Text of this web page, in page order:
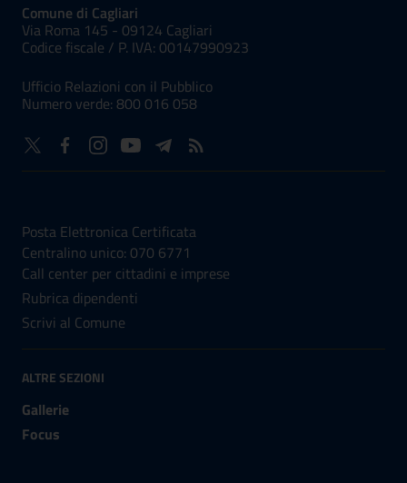
Comune di Cagliari
Via Roma 145 - 09124 Cagliari
Codice fiscale / P. IVA: 00147990923
Ufficio Relazioni con il Pubblico
Numero verde: 800 016 058
Posta Elettronica Certificata
Centralino unico: 070 6771
Call center per cittadini e imprese
Rubrica dipendenti
Scrivi al Comune
ALTRE SEZIONI
Gallerie
Focus